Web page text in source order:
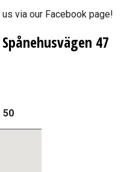
via our Facebook page!
47
50